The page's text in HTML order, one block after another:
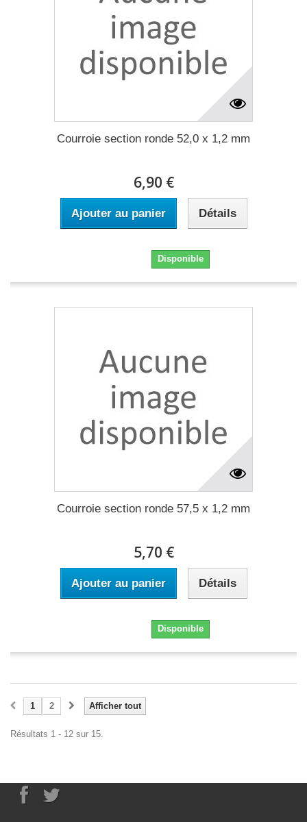
Courroie section ronde 52,0 x 1,2 mm
6,90 €
Ajouter au panier Détails
Disponible
Courroie section ronde 57,5 x 1,2 mm
5,70 €
Ajouter au panier Détails
Disponible
Afficher tout
1 2
Résultats 1 - 12 sur 15.